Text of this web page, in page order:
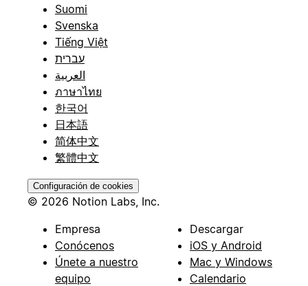
Suomi
Svenska
Tiếng Việt
עברית
العربية
ภาษาไทย
한국어
日本語
简体中文
繁體中文
Configuración de cookies
© 2026 Notion Labs, Inc.
Empresa
Conócenos
Únete a nuestro
equipo
Descargar
iOS y Android
Mac y Windows
Calendario